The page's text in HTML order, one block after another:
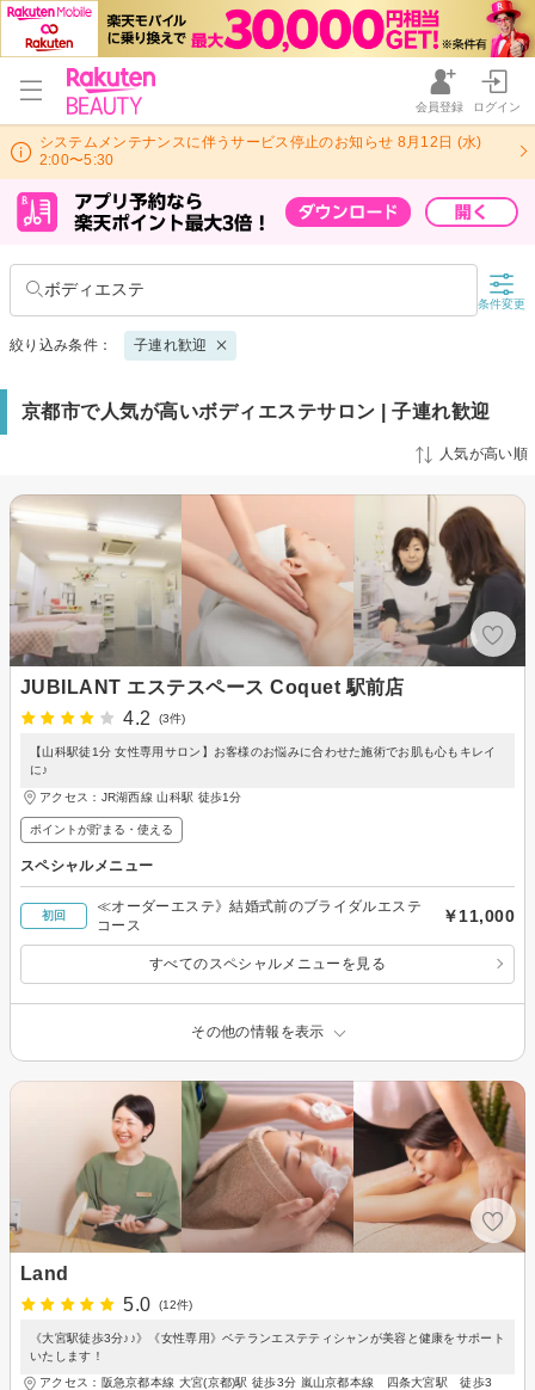
会員登録 ログイン
システムメンテナンスに伴うサービス停止のお知らせ 8月12日 (水)
2:00〜5:30
ボディエステ
条件変更
絞り込み条件： 子連れ歓迎
京都市で人気が高いボディエステサロン | 子連れ歓迎
人気が高い順
JUBILANT エステスペース Coquet 駅前店
4.2
(3件)
【山科駅徒1分 女性専用サロン】お客様のお悩みに合わせた施術でお肌も心もキレイ
に♪
アクセス：JR湖西線 山科駅 徒歩1分
ポイントが貯まる・使える
スペシャルメニュー
初回
≪オーダーエステ》結婚式前のブライダルエステ
コース
￥11,000
すべてのスペシャルメニューを見る
その他の情報を表示
Land
5.0
(12件)
《大宮駅徒歩3分♪♪》《女性専用》ベテランエステティシャンが美容と健康をサポート
いたします！
アクセス：阪急京都本線 大宮(京都)駅 徒歩3分 嵐山京都本線 四条大宮駅 徒歩3